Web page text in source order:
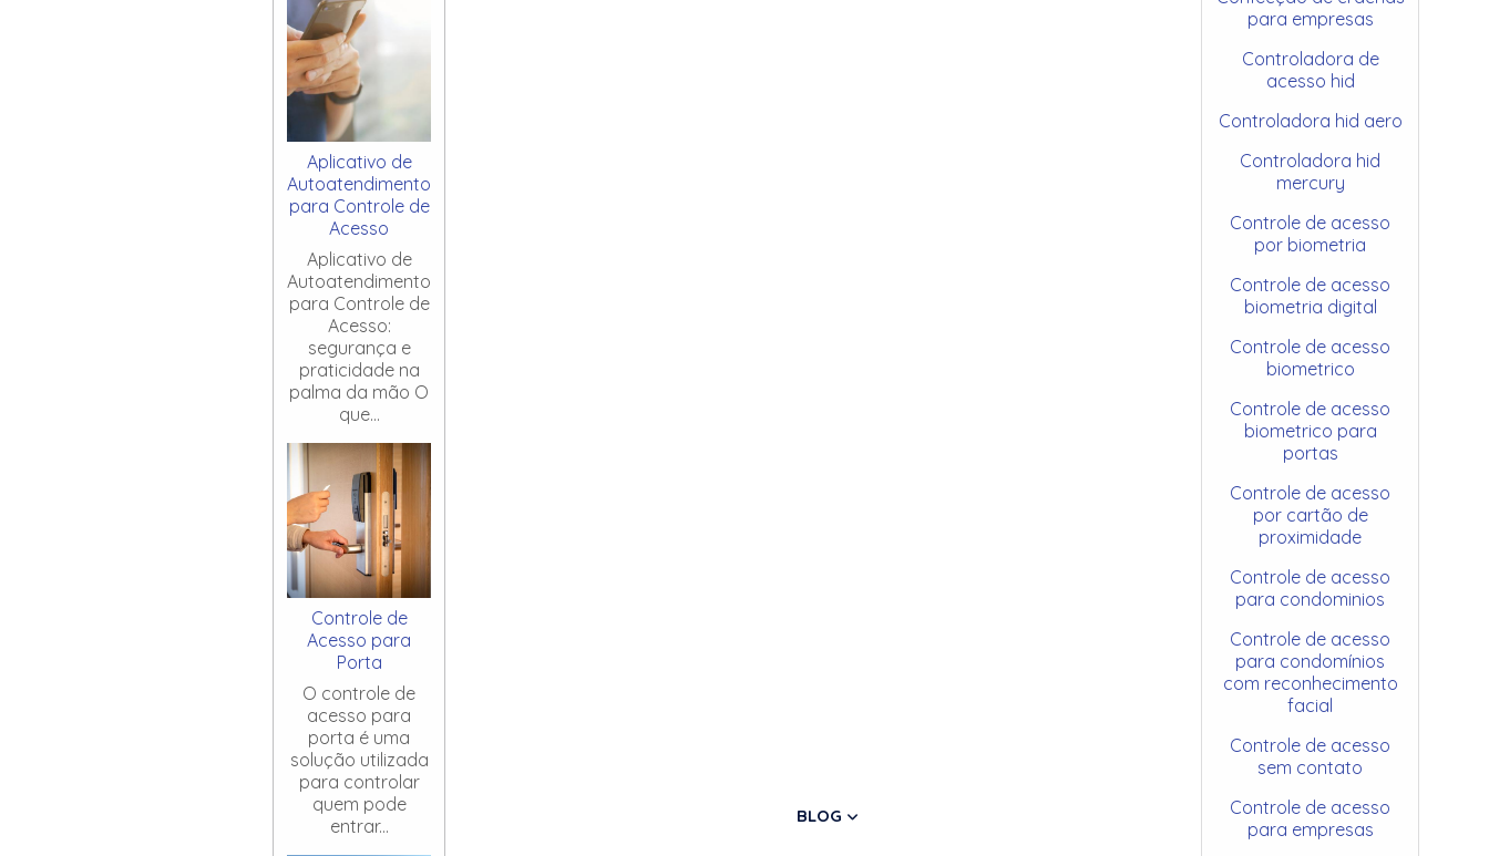
Aplicativo de
Autoatendimento
para Controle de
Acesso
Aplicativo de
Autoatendimento
para Controle de
Acesso:
segurança e
praticidade na
palma da mão O
que...
Controle de
Acesso para
Porta
O controle de
acesso para
porta é uma
solução utilizada
para controlar
quem pode
entrar...
BLOG
para empresas
Controladora de
acesso hid
Controladora hid aero
Controladora hid
mercury
Controle de acesso
por biometria
Controle de acesso
biometria digital
Controle de acesso
biometrico
Controle de acesso
biometrico para
portas
Controle de acesso
por cartão de
proximidade
Controle de acesso
para condominios
Controle de acesso
para condomínios
com reconhecimento
facial
Controle de acesso
sem contato
Controle de acesso
para empresas